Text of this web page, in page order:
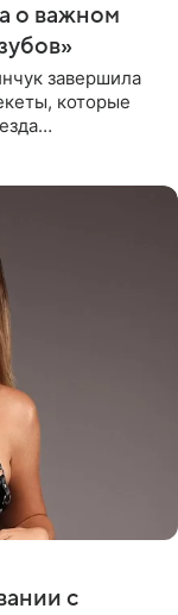
о важном
завершила
которые
с